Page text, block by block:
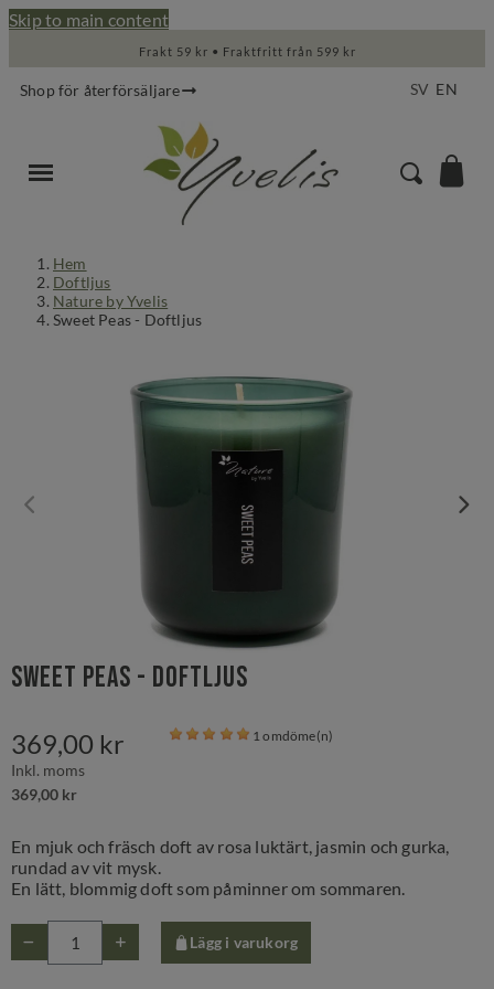
Skip to main content
Frakt 59 kr • Fraktfritt från 599 kr
Shop för återförsäljare SV EN
Hem
Doftljus
Nature by Yvelis
Sweet Peas - Doftljus
Sweet Peas - Doftljus
369,00 kr
Inkl. moms
369,00 kr
1 omdöme(n)
En mjuk och fräsch doft av rosa luktärt, jasmin och gurka,
rundad av vit mysk.
En lätt, blommig doft som påminner om sommaren.
Lägg i varukorg